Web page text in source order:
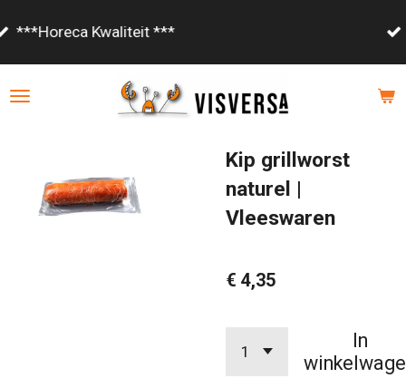
Ga
de
Vanaf €85,- gratis bezorgd!
Kip grillworst
naturel |
Vleeswaren
€ 4,35
In